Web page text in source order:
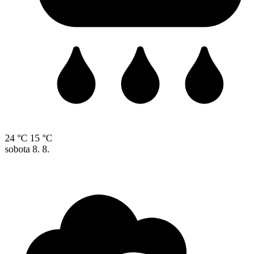
24 °C 15 °C
sobota 8. 8.